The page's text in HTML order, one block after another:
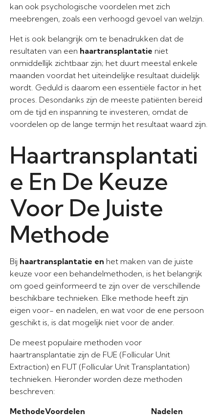
kan ook psychologische voordelen met zich
meebrengen, zoals een verhoogd gevoel van welzijn.
Het is ook belangrijk om te benadrukken dat de
resultaten van een haartransplantatie niet
onmiddellijk zichtbaar zijn; het duurt meestal enkele
maanden voordat het uiteindelijke resultaat duidelijk
wordt. Geduld is daarom een essentiële factor in het
proces. Desondanks zijn de meeste patiënten bereid
om de tijd en inspanning te investeren, omdat de
voordelen op de lange termijn het resultaat waard zijn.
Haartransplantati
e En De Keuze
Voor De Juiste
Methode
Bij haartransplantatie en het maken van de juiste
keuze voor een behandelmethoden, is het belangrijk
om goed geïnformeerd te zijn over de verschillende
beschikbare technieken. Elke methode heeft zijn
eigen voor- en nadelen, en wat voor de ene persoon
geschikt is, is dat mogelijk niet voor de ander.
De meest populaire methoden voor
haartransplantatie zijn de FUE (Follicular Unit
Extraction) en FUT (Follicular Unit Transplantation)
technieken. Hieronder worden deze methoden
beschreven:
MethodeVoordelen Nadelen